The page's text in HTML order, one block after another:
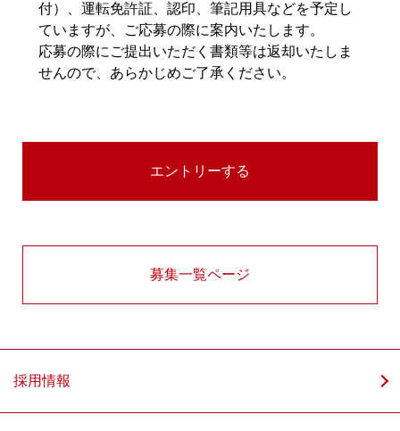
付）、運転免許証、認印、筆記用具などを予定し
ていますが、ご応募の際に案内いたします。
応募の際にご提出いただく書類等は返却いたしま
せんので、あらかじめご了承ください。
募集一覧ページ
採用情報